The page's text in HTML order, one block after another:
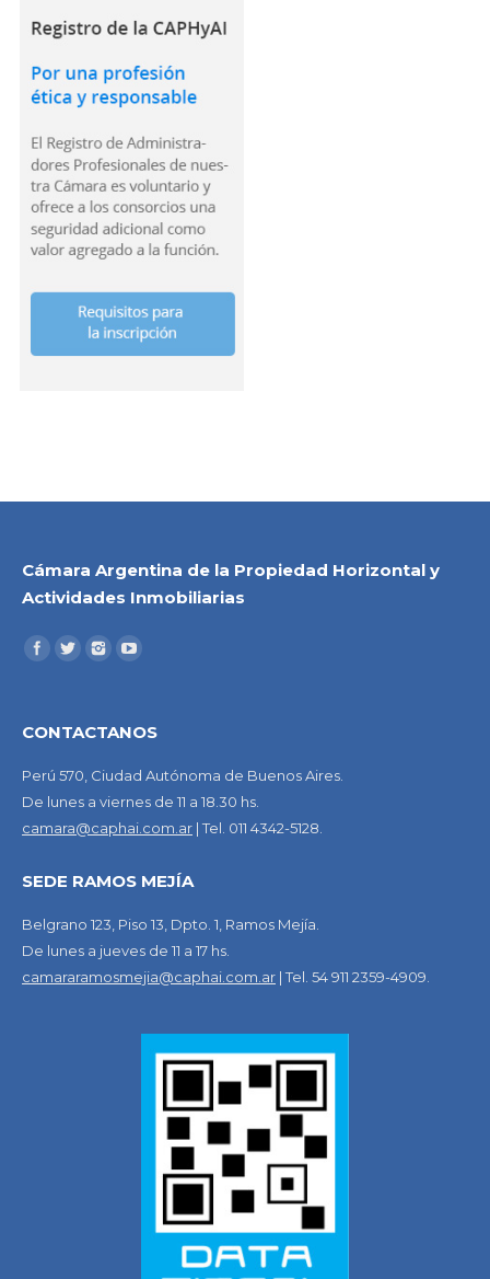
Cámara Argentina de la Propiedad Horizontal y
Actividades Inmobiliarias
CONTACTANOS
Perú 570, Ciudad Autónoma de Buenos Aires.
De lunes a viernes de 11 a 18.30 hs.
camara@caphai.com.ar | Tel. 011 4342-5128.
SEDE RAMOS MEJÍA
Belgrano 123, Piso 13, Dpto. 1, Ramos Mejía.
De lunes a jueves de 11 a 17 hs.
camararamosmejia@caphai.com.ar | Tel. 54 911 2359-4909.